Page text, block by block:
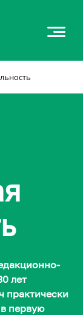
лет
практически
первую